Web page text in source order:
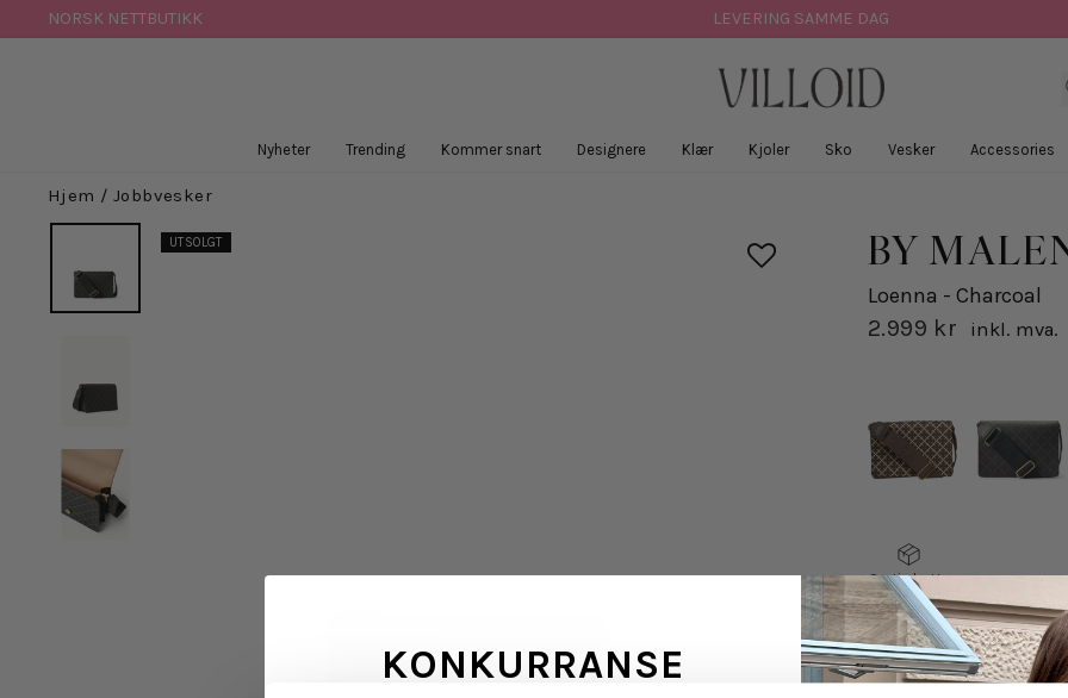
til
NORSK NETTBUTIKK LEVERING SAMME DAG
Nyheter Trending Kommer snart Designere Klær Kjoler Sko Vesker Accessories
Hjem / Jobbvesker
UTSOLGT BY
Loenna - Charcoal
2.999 kr inkl. mva.
Gratis bytte
VELG
STØRRELSE
VELG
STØRRELSE
KONKURRANSE